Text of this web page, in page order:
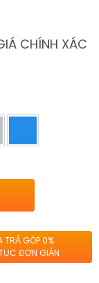
CHÍNH XÁC
TRẢ GÓP 0%
ĐƠN GIẢN